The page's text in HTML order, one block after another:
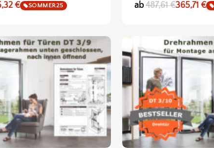
€ SOMMER25 ab 487,61€365,71€